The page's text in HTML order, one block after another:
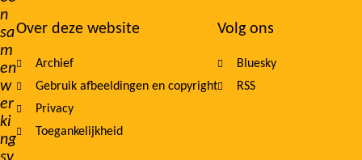
n
sa
m
en
w
er
ki
ng
Over deze website
Archief
Gebruik afbeeldingen en copyright
Privacy
Toegankelijkheid
Volg ons
Bluesky
RSS